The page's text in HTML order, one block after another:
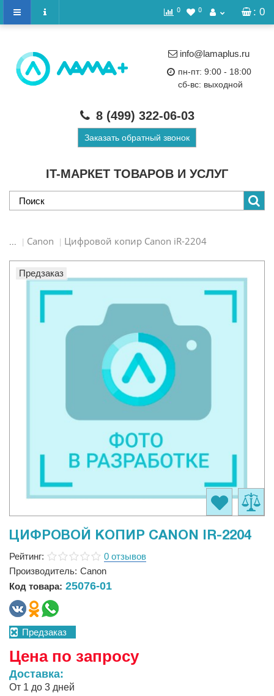
: 0
0 0
IT-МАРКЕТ ТОВАРОВ И УСЛУГ
info@lamaplus.ru
пн-пт: 9:00 - 18:00
сб-вс: выходной
8 (499) 322-06-03
Заказать обратный звонок
... Canon Цифровой копир Canon iR-2204
Предзаказ
ЦИФРОВОЙ КОПИР CANON IR-2204
Рейтинг:
0 отзывов
Производитель: Canon
Код товара: 25076-01
Предзаказ
Цена по запросу
Доставка:
От 1 до 3 дней